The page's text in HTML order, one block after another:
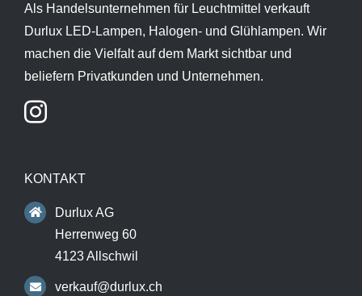
Als Handelsunternehmen für Leuchtmittel verkauft
Durlux LED-Lampen, Halogen- und Glühlampen. Wir
machen die Vielfalt auf dem Markt sichtbar und
beliefern Privatkunden und Unternehmen.
KONTAKT
Durlux AG
Herrenweg 60
4123 Allschwil
verkauf@durlux.ch